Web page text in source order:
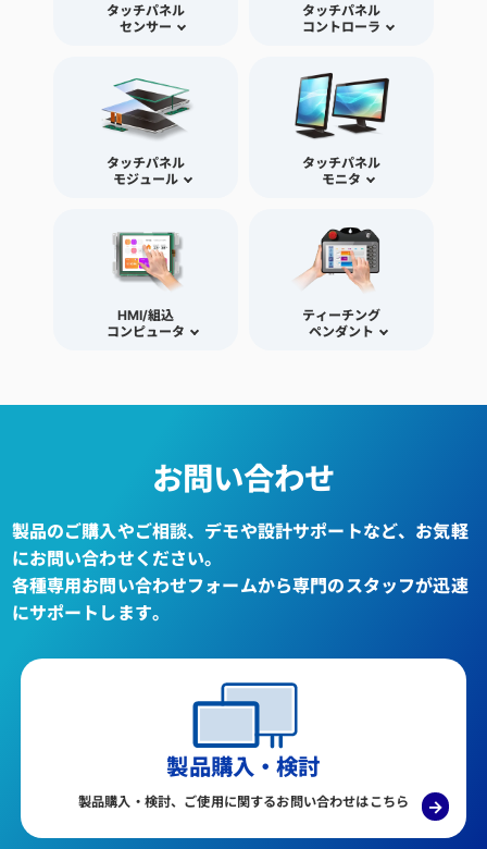
タッチパネル
センサー
タッチパネル
コントローラ
タッチパネル
モジュール
タッチパネル
モニタ
HMI/組込
コンピュータ
ティーチング
ペンダント
お問い合わせ
製品のご購入やご相談、デモや設計サポートなど、お気軽
にお問い合わせください。
各種専用お問い合わせフォームから専門のスタッフが迅速
にサポートします。
製品購入・検討
製品購入・検討、ご使用に関するお問い合わせはこちら →